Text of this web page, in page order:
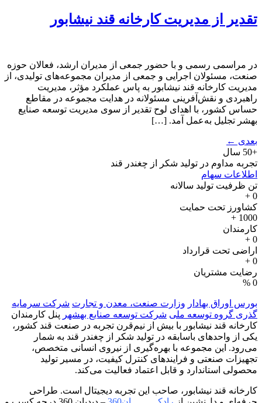
تقدیر از مدیریت کارخانه قند نیشابور
در مراسمی رسمی و با حضور جمعی از مدیران ارشد، فعالان حوزه
صنعت، مسئولان اجرایی و جمعی از مدیران مجموعه‌های تولیدی، از
مدیریت کارخانه قند نیشابور به پاس عملکرد مؤثر، مدیریت
راهبردی و نقش‌آفرینی مسئولانه در هدایت مجموعه در مقاطع
حساس کشور، با اهدای لوح تقدیر از سوی مدیریت توسعه صنایع
بهشر تجلیل به‌عمل آمد. […]
بعدی ←
+50 سال
تجربه مداوم در تولید شکر از چغندر قند
اطلاعات سهام
تن ظرفیت تولید سالانه
0
+
کشاورز تحت حمایت
1000
+
کارمندان
0
+
اراضی تحت قرارداد
0
+
رضایت مشتریان
0
%
بورس اوراق بهادار وزارت صنعت، معدن و تجارت شرکت سرمایه
گذری گروه توسعه ملی شرکت توسعه صنایع بهشهر پنل کارمندان
کارخانه قند نیشابور با بیش از نیم‌قرن تجربه در صنعت قند کشور،
یکی از واحدهای باسابقه در تولید شکر از چغندر قند به شمار
می‌رود. این مجموعه با بهره‌گیری از نیروی انسانی متخصص،
تجهیزات صنعتی و فرایندهای کنترل کیفیت، در مسیر تولید
محصولی استاندارد و قابل اعتماد فعالیت می‌کند.
کارخانه قند نیشابور، صاحب این تجربه دیجیتال است. طراحی